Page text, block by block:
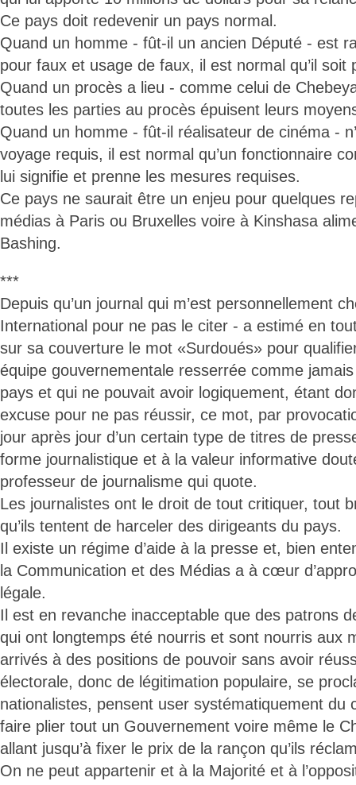
Ce pays doit redevenir un pays normal.
Quand un homme - fût-il un ancien Député - est
pour faux et usage de faux, il est normal qu’il soit
Quand un procès a lieu - comme celui de
toutes les parties au procès épuisent leurs
Quand un homme - fût-il réalisateur de cinéma -
voyage requis, il est normal qu’un fonctionnaire
lui signifie et prenne les mesures requises.
Ce pays ne saurait être un enjeu pour quelques
médias à Paris ou Bruxelles voire à Kinshasa
Bashing.
***
Depuis qu’un journal qui m’est personnellement
International pour ne pas le citer - a estimé en
sur sa couverture le mot «Surdoués» pour
équipe gouvernementale resserrée comme
pays et qui ne pouvait avoir logiquement, étant
excuse pour ne pas réussir, ce mot, par
jour après jour d’un certain type de titres de
forme journalistique et à la valeur informative
professeur de journalisme qui quote.
Les journalistes ont le droit de tout critiquer, tout
qu’ils tentent de harceler des dirigeants du pays.
Il existe un régime d’aide à la presse et, bien
la Communication et des Médias a à cœur
légale.
Il est en revanche inacceptable que des patrons
qui ont longtemps été nourris et sont nourris aux
arrivés à des positions de pouvoir sans avoir
électorale, donc de légitimation populaire, se
nationalistes, pensent user systématiquement du
faire plier tout un Gouvernement voire même le
allant jusqu’à fixer le prix de la rançon qu’ils
On ne peut appartenir et à la Majorité et à